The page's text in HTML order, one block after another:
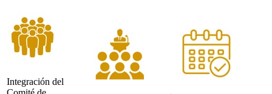
Integración del